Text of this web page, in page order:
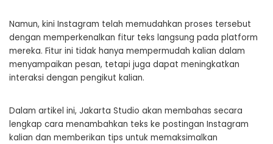
Namun, kini Instagram telah memudahkan proses tersebut
dengan memperkenalkan fitur teks langsung pada platform
mereka. Fitur ini tidak hanya mempermudah kalian dalam
menyampaikan pesan, tetapi juga dapat meningkatkan
interaksi dengan pengikut kalian.
Dalam artikel ini, Jakarta Studio akan membahas secara
lengkap cara menambahkan teks ke postingan Instagram
kalian dan memberikan tips untuk memaksimalkan